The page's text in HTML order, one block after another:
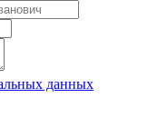
данных